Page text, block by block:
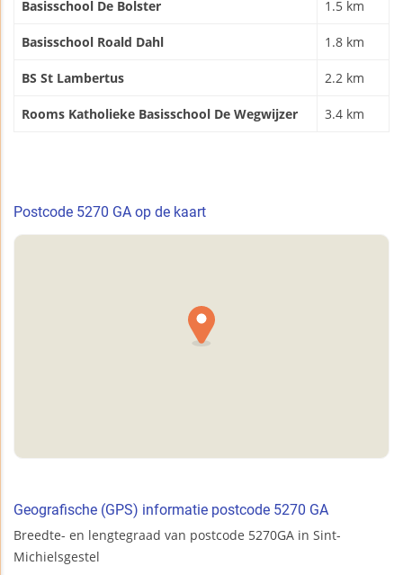
Basisschool De Bolster 1.5 km
Basisschool Roald Dahl 1.8 km
BS St Lambertus 2.2 km
Rooms Katholieke Basisschool De Wegwijzer 3.4 km
Postcode 5270 GA op de kaart
Geografische (GPS) informatie postcode 5270 GA
Breedte- en lengtegraad van postcode 5270GA in Sint-
Michielsgestel